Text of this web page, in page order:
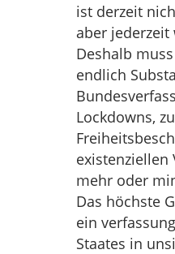
ist derzeit
aber
Deshalb
endlich
Lockdowns,
existenziellen
mehr oder
Das höchste
ein
Staates in